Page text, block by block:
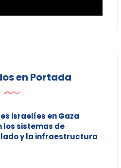
en Portada
israelíes en Gaza
los sistemas de
y la infraestructura